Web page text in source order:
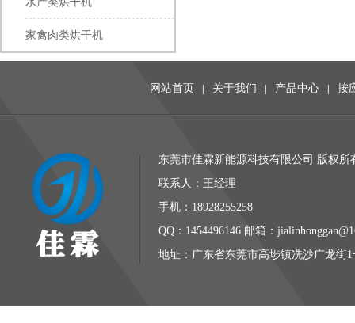
家禽肉类烘干机
网站首页 关于我们 产品中心 按
东莞市佳霖新能源科技有限公司 版权
联系人：王经理
手机：18928255258
QQ：1454496146 邮箱：
地址：广东省东莞市高埗镇冼沙广龙街1